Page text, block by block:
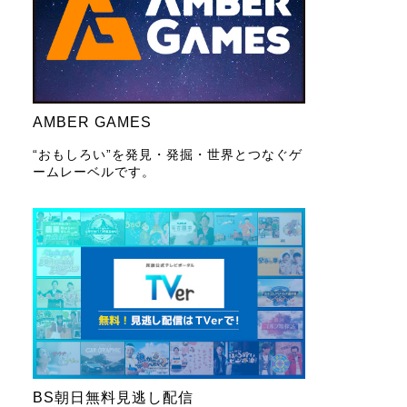
AMBER GAMES
“おもしろい”を発見・発掘・世界とつなぐゲ
ームレーベルです。
BS朝日無料見逃し配信